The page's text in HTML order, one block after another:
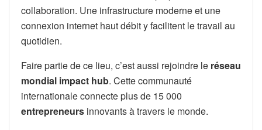
collaboration. Une infrastructure moderne et une
connexion internet haut débit y facilitent le travail au
quotidien.
Faire partie de ce lieu, c’est aussi rejoindre le réseau
mondial impact hub. Cette communauté
internationale connecte plus de 15 000
entrepreneurs innovants à travers le monde.